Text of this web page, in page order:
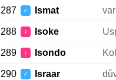
287 ♂ Ismat
288 ♀ Isoke
289 ♀ Isondo
290 ♂ Israar